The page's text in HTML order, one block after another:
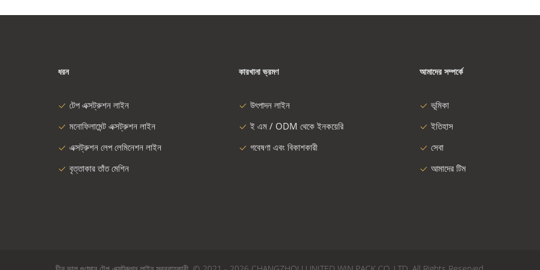
ধরন
টেপ এক্সট্রুশন লাইন
মনোফিলামেন্ট এক্সট্রুশন লাইন
এক্সট্রুশন লেপ লেমিনেশন লাইন
বৃত্তাকার তাঁত মেশিন
কারখানা ভ্রমণ
উৎপাদন লাইন
ই এম / ODM থেকে ইনকয়েরি
গবেষণা এবং বিকাশকারী
আমাদের সম্পর্কে
ভূমিকা
ইতিহাস
সেবা
আমাদের টিম